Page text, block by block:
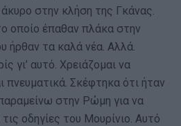
στην κλήση της Γκάνας.
οποίο έπαθαν πλάκα στην
ήρθαν τα καλά νέα. Αλλά.
γι’ αυτό. Χρειάζομαι να
Σκέφτηκα ότι ήταν
στην Ρώμη για να
οδηγίες του Μουρίνιο. Αυτό